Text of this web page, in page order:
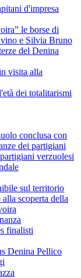
d'impresa
le borse di
e Silvia Bruno
del Denina
visita alla
dei totalitarismi
conclusa con
dei partigiani
verzuolesi
sul territorio
scoperta della
finalisti
Denina Pellico